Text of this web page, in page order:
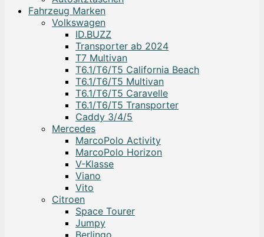
Fahrzeug Marken
Volkswagen
ID.BUZZ
Transporter ab 2024
T7 Multivan
T6.1/T6/T5 California Beach
T6.1/T6/T5 Multivan
T6.1/T6/T5 Caravelle
T6.1/T6/T5 Transporter
Caddy 3/4/5
Mercedes
MarcoPolo Activity
MarcoPolo Horizon
V-Klasse
Viano
Vito
Citroen
Space Tourer
Jumpy
Berlingo